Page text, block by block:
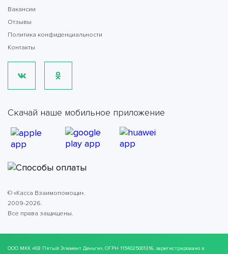
Вакансии
Отзывы
Политика конфиденциальности
Контакты
Скачай наше мобильное приложение
© «Касса Взаимопомощи».
2009-2026.
Все права защищены.
ООО МКК «КВ Пятый Элемент Деньги», ОГРН 1154025001316, зарегистрировано в